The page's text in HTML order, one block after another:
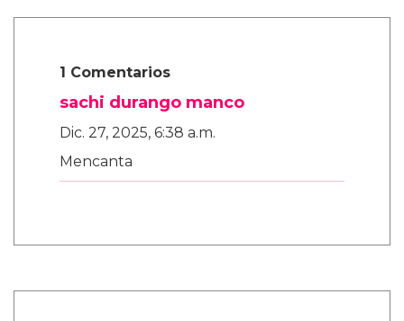
1 Comentarios
sachi durango manco
Dic. 27, 2025, 6:38 a.m.
Mencanta